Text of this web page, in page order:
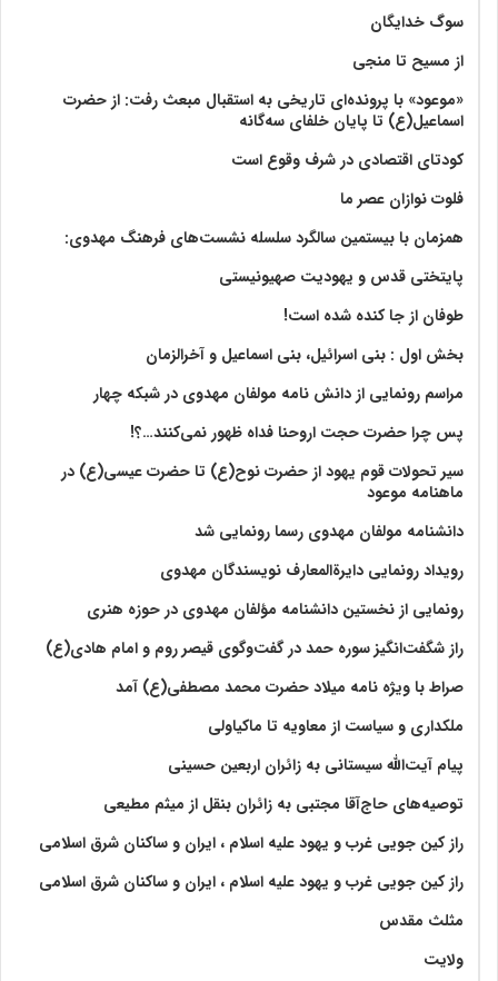
سوگ خدایگان
از مسیح تا منجی
«موعود» با پرونده‌ای تاریخی به استقبال مبعث رفت: از حضرت
اسماعیل(ع) تا پایان خلفای سه‌گانه
کودتای اقتصادی در شرف وقوع است
فلوت نوازان عصر ما
همزمان با بیستمین سالگرد سلسله نشست‌های فرهنگ مهدوی:‌
پایتختی قدس و یهودیت صهیونیستی
طوفان از جا کنده شده است!
بخش اول : بنی اسرائیل، بنی اسماعیل و آخرالزمان
مراسم رونمایی از دانش نامه مولفان مهدوی در شبکه چهار
پس چرا حضرت حجت اروحنا فداه ظهور نمی‌کنند…؟!
سیر تحولات قوم یهود از حضرت نوح(ع) تا حضرت عیسی(ع) در
ماهنامه موعود
دانشنامه مولفان مهدوی رسما رونمایی شد
رویداد رونمایی دایرةالمعارف نویسندگان مهدوی
رونمایی از نخستین دانشنامه مؤلفان مهدوی در حوزه هنری
راز شگفت‌انگیز سوره حمد در گفت‌وگوی قیصر روم و امام هادی(ع)
صراط با ویژه نامه میلاد حضرت محمد مصطفی(ع) آمد
ملکداری و سیاست از معاویه تا ماکیاولی
پیام آیت‌الله سیستانی به زائران اربعین حسینی
توصیه‌های حاج‌آقا مجتبی به زائران بنقل از میثم مطیعی
راز کین جویی غرب و یهود علیه اسلام ، ایران و ساکنان شرق اسلامی
راز کین جویی غرب و یهود علیه اسلام ، ایران و ساکنان شرق اسلامی
مثلث مقدس
ولايت‏